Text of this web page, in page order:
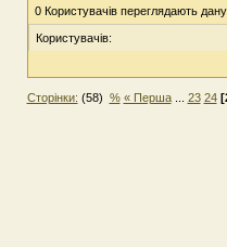
0 Користувачів переглядають
Користувачів:
Сторінки: (58) % « Перша... 23 24